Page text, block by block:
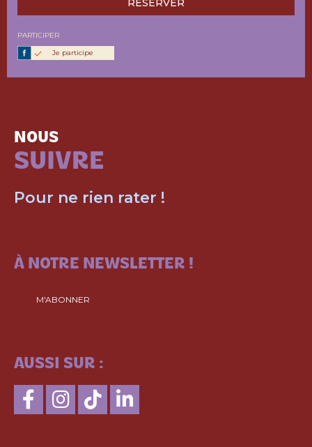
RÉSERVER
PARTICIPER
Je participe
NOUS
SUIVRE
Pour ne rien rater !
À NOTRE NEWSLETTER !
M'ABONNER
AUSSI SUR :